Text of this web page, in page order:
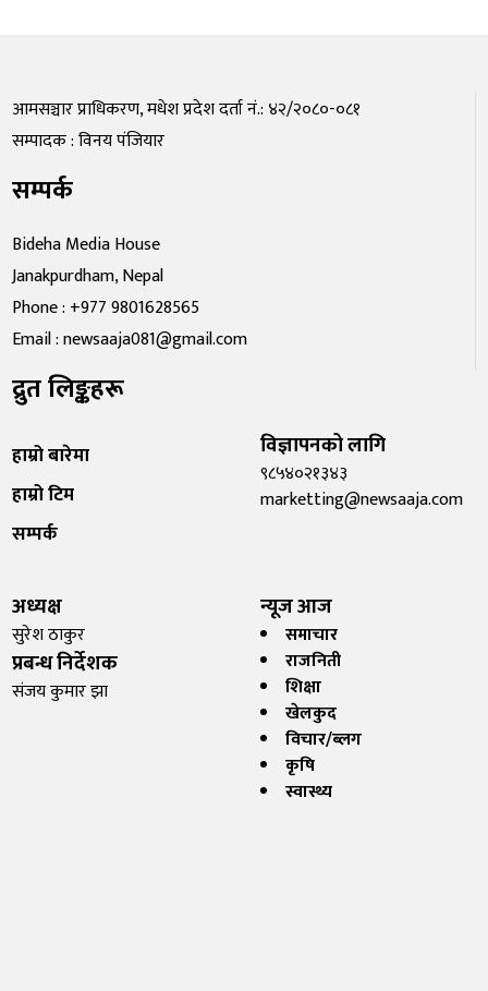
आमसञ्चार प्राधिकरण, मधेश प्रदेश दर्ता नं.: ४२/२०८०-०८१
सम्पादक : विनय पंजियार
सम्पर्क
Bideha Media House
Janakpurdham, Nepal
Phone : +977 9801628565
Email : newsaaja081@gmail.com
द्रुत लिङ्कहरू
हाम्रो बारेमा
हाम्रो टिम
सम्पर्क
विज्ञापनको लागि
९८५४०२१३४३
marketting@newsaaja.com
अध्यक्ष
सुरेश ठाकुर
प्रबन्ध निर्देशक
संजय कुमार झा
न्यूज आज
समाचार
राजनिती
शिक्षा
खेलकुद
विचार/ब्लग
कृषि
स्वास्थ्य